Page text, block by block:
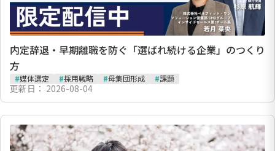
内定辞退・早期離職を防ぐ「選ばれ続ける企業」のつくり
方
#媒体選定 #採用戦略 #母集団形成 #課題
更新日：2026-08-04